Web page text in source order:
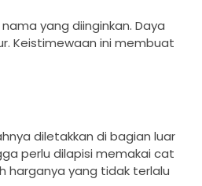
yang diinginkan. Daya
Keistimewaan ini membuat
diletakkan di bagian luar
perlu dilapisi memakai cat
harganya yang tidak terlalu